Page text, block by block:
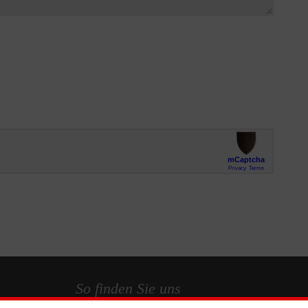
So finden Sie uns